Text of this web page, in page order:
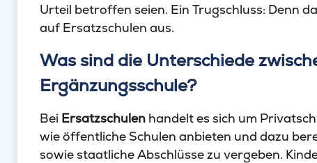
Urteil betroffen seien. Ein Trugschluss: Denn
auf Ersatzschulen aus.
Was sind die Unterschiede
Ergänzungsschule?
Bei Ersatzschulen handelt es sich um
wie öffentliche Schulen anbieten und dazu
sowie staatliche Abschlüsse zu vergeben.